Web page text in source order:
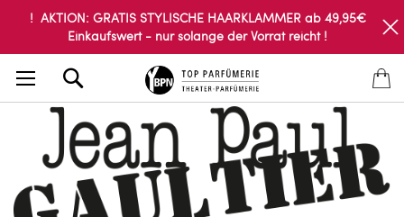
! AKTION: GRATIS STYLISCHE HAARKLAMMER ab 49,95€
Einkaufswert - nur solange der Vorrat reicht !